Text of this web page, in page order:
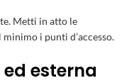
Metti in atto le
i punti d’accesso.
esterna